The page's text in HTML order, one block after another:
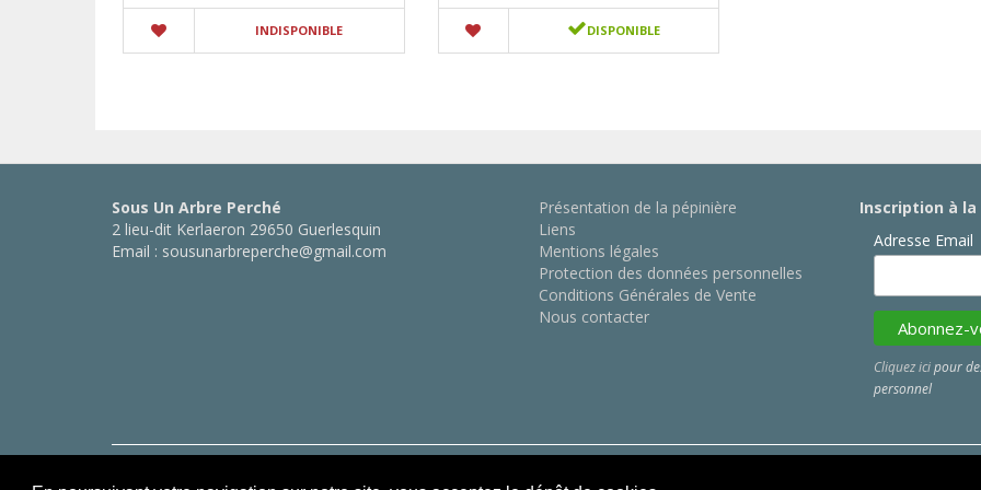
INDISPONIBLE DISPONIBLE
Sous Un Arbre Perché
2 lieu-dit Kerlaeron 29650 Guerlesquin
Email : sousunarbreperche@gmail.com
Présentation de la pépinière
Liens
Mentions légales
Protection des données personnelles
Conditions Générales de Vente
Nous contacter
Inscription à
Adresse Email
Cliquez icipour
personnel